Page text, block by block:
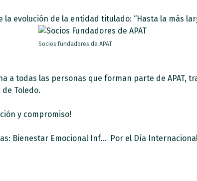
evolución de la entidad titulado: “Hasta la más
Socios fundadores de APAT
a todas las personas que forman parte de APAT,
Toledo.
y compromiso!
Estudio sobre la Relación entre Hermanos/as: Bienestar Emocional Infantojuvenil.